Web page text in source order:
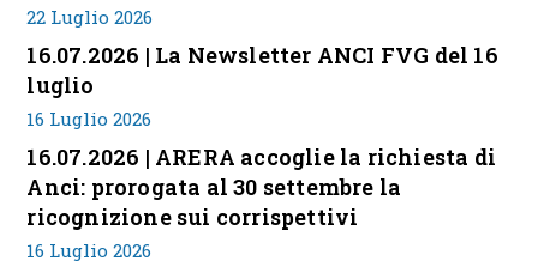
22 Luglio 2026
16.07.2026 | La Newsletter ANCI FVG del 16
luglio
16 Luglio 2026
16.07.2026 | ARERA accoglie la richiesta di
Anci: prorogata al 30 settembre la
ricognizione sui corrispettivi
16 Luglio 2026